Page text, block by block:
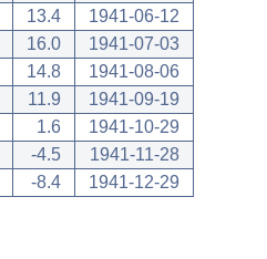
13.4
1941-06-12
16.0
1941-07-03
14.8
1941-08-06
11.9
1941-09-19
1.6
1941-10-29
-4.5
1941-11-28
-8.4 1941-12-29